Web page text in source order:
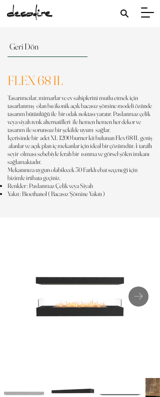
Geri Dön
FLEX 68 IL
Tasarımcılar, mimarlar ve ev sahiplerini mutlu etmek için
tasarlanmış olan bu ikonik açık bacasız şömine modeli özünde
tasarım bütünlüğü ile bir odak noktası yaratır. Paslanmaz çelik
veya siyah renk alternatifleri ile hemen hemen her dekor ve
tasarım ile sorunsuz bir şekilde uyum sağlar.
İçerisinde bir adet XL 1200 burner kit bulunan Flex 68 IL geniş
alanlar ve açık plan iç mekanlar için ideal bir çözümdür.4 taraflı
seyir olması sebebiyle ferah bir ısınma ve görsel şölen imkanı
sağlamaktadır.
Mekanınıza uygun olabilecek 30 Farklı ebat seçeneği için
bizimle irtibata geçiniz.
Renkler : Paslanmaz Çelik veya Siyah
Yakıt : Bioethanol ( Bacasız Şömine Yakıtı )